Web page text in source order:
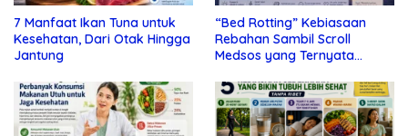
7 Manfaat Ikan Tuna untuk
Kesehatan, Dari Otak Hingga
Jantung
“Bed Rotting” Kebiasaan
Rebahan Sambil Scroll
Medsos yang Ternyata